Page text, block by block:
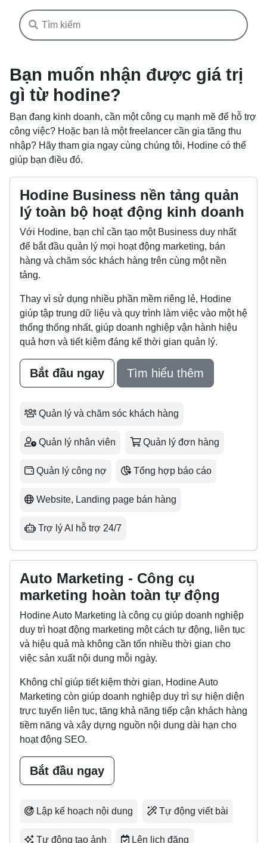
Bạn muốn nhận được giá trị
gì từ hodine?
Bạn đang kinh doanh, cần một công cụ mạnh mẽ để hỗ trợ
công việc? Hoặc bạn là một freelancer cần gia tăng thu
nhập? Hãy tham gia ngay cùng chúng tôi, Hodine có thể
giúp bạn điều đó.
Hodine Business nền tảng quản
lý toàn bộ hoạt động kinh doanh
Với Hodine, bạn chỉ cần tạo một Business duy nhất
để bắt đầu quản lý mọi hoạt động marketing, bán
hàng và chăm sóc khách hàng trên cùng một nền
tảng.
Thay vì sử dụng nhiều phần mềm riêng lẻ, Hodine
giúp tập trung dữ liệu và quy trình làm việc vào một hệ
thống thống nhất, giúp doanh nghiệp vận hành hiệu
quả hơn và tiết kiệm đáng kể thời gian quản lý.
Bắt đầu ngay Tìm hiểu thêm
Quản lý và chăm sóc khách hàng
Quản lý nhân viên Quản lý đơn hàng
Quản lý công nợ Tổng hợp báo cáo
Website, Landing page bán hàng
Trợ lý AI hỗ trợ 24/7
Auto Marketing - Công cụ
marketing hoàn toàn tự động
Hodine Auto Marketing là công cụ giúp doanh nghiệp
duy trì hoạt động marketing một cách tự động, liên tục
và hiệu quả mà không cần tốn nhiều thời gian cho
việc sản xuất nội dung mỗi ngày.
Không chỉ giúp tiết kiệm thời gian, Hodine Auto
Marketing còn giúp doanh nghiệp duy trì sự hiện diện
trực tuyến liên tục, tăng khả năng tiếp cận khách hàng
tiềm năng và xây dựng nguồn nội dung dài hạn cho
hoạt động SEO.
Bắt đầu ngay
Lập kế hoạch nội dung Tự động viết bài
Tự động tạo ảnh Lên lịch đăng